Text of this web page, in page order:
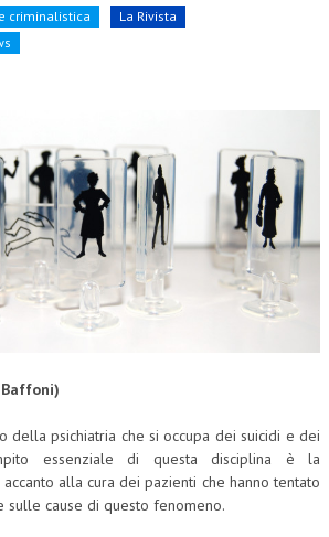
criminalistica
La Rivista
della psichiatria che si occupa dei suicidi e dei
essenziale di questa disciplina è la
alla cura dei pazienti che hanno tentato
sulle cause di questo fenomeno.